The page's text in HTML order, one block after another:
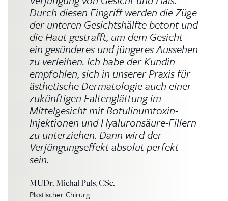
Durch diesen Eingriff werden die Züge
der unteren Gesichtshälfte betont und
die Haut gestrafft, um dem Gesicht
ein gesünderes und jüngeres Aussehen
zu verleihen. Ich habe der Kundin
empfohlen, sich in unserer Praxis für
ästhetische Dermatologie auch einer
zukünftigen Faltenglättung im
Mittelgesicht mit Botulinumtoxin-
Injektionen und Hyaluronsäure-Fillern
zu unterziehen. Dann wird der
Verjüngungseffekt absolut perfekt
sein.
MUDr. Michal Puls, CSc.
Plastischer Chirurg